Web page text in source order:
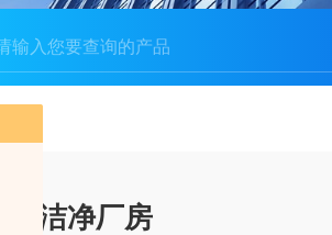
间洁净厂房